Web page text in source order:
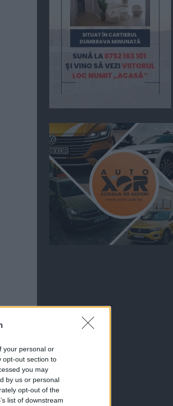
your personal or
opt-out section to
you may
by us or personal
opt-out of the
list of downstream